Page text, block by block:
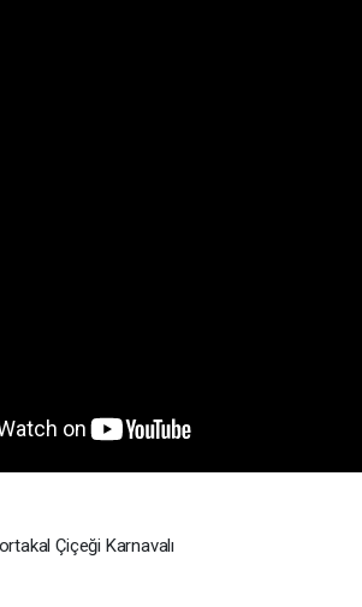
Çiçeği Karnavalı